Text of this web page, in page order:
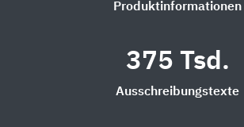
Produktinformationen
375 Tsd.
Ausschreibungstexte